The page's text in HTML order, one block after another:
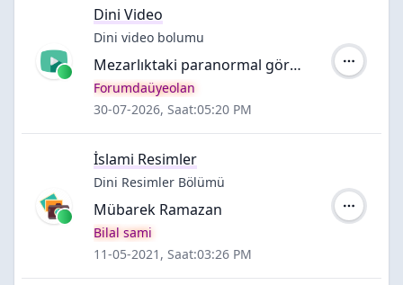
Dini Video
Dini video bolumu
Mezarlıktaki paranormal görüntüler
Yazar:
Forumdaüyeolan
30-07-2026, Saat:05:20 PM
İslami Resimler
Dini Resimler Bölümü
Mübarek Ramazan
Yazar:
Bilal sami
11-05-2021, Saat:03:26 PM